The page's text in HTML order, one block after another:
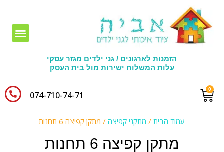
הזמנות לארגונים / גני ילדים מגזר עסקי
עלות המשלוח ישירות מול בית העסק
074-710-74-71​
עמוד הבית / מתקני קפיצה / מתקן קפיצה 6 תחנות
מתקן קפיצה 6 תחנות